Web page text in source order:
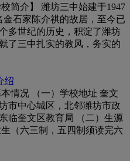
简介】 潍坊三中始建于1947
石家陈介祺的故居，至今已
多世纪的历史，积淀了潍坊
了三中扎实的教风，务实的
绍
情况 （一）学校地址 奎文
市中心城区，北邻潍坊市政
临奎文区教育局 （二）生源
（六三制，五四制须读完六